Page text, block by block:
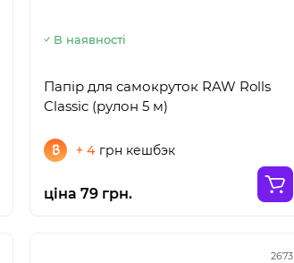
В наявності
Папір для самокруток RAW Rolls
Classic (рулон 5 м)
+ 4 грн кешбэк
ціна 79 грн.
2673